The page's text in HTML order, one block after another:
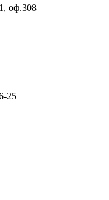
оф.308
25